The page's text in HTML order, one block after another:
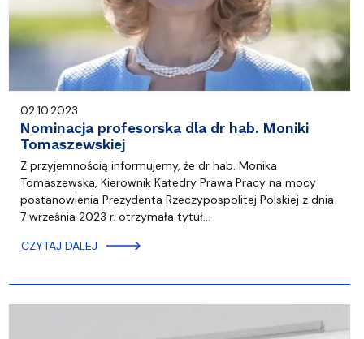
02.10.2023
Nominacja profesorska dla dr hab. Moniki
Tomaszewskiej
Z przyjemnością informujemy, że dr hab. Monika
Tomaszewska, Kierownik Katedry Prawa Pracy na mocy
postanowienia Prezydenta Rzeczypospolitej Polskiej z dnia
7 września 2023 r. otrzymała tytuł…
CZYTAJ DALEJ